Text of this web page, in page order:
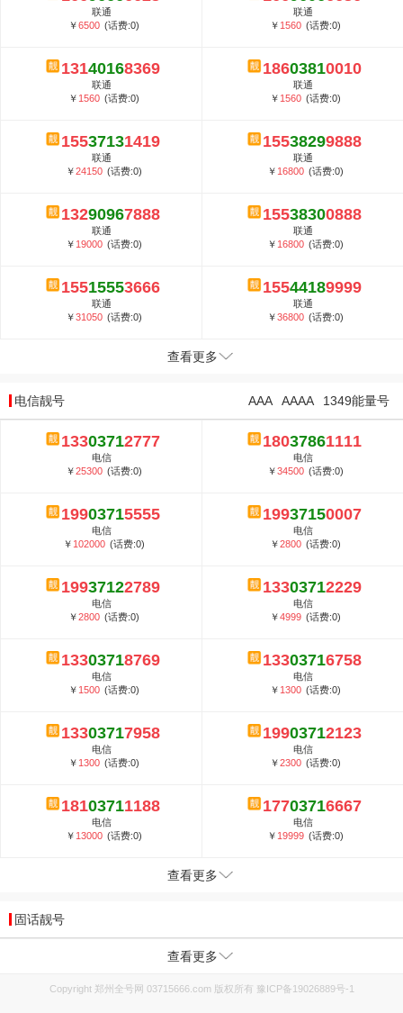
联通
￥6500 (话费:0)
联通
￥ 1560 (话费:0)
13140168369
联通
￥ 1560 (话费:0)
18603810010
联通
￥ 1560 (话费:0)
15537131419
联通
￥24150 (话费:0)
15538299888
联通
￥ 16800 (话费:0)
13290967888
联通
￥ 19000 (话费:0)
15538300888
联通
￥ 16800 (话费:0)
15515553666
联通
￥31050 (话费:0)
15544189999
联通
￥36800 (话费:0)
查看更多
电信靓号 1349能量号
AAAA
AAA
13303712777
电信
￥25300 (话费:0)
18037861111
电信
￥34500 (话费:0)
19903715555
电信
￥ 102000 (话费:0)
19937150007
电信
￥2800 (话费:0)
19937122789
电信
￥2800 (话费:0)
13303712229
电信
￥4999 (话费:0)
13303718769
电信
￥ 1500 (话费:0)
13303716758
电信
￥ 1300 (话费:0)
13303717958
电信
￥ 1300 (话费:0)
19903712123
电信
￥2300 (话费:0)
18103711188
电信
￥ 13000 (话费:0)
17703716667
电信
￥ 19999 (话费:0)
查看更多
固话靓号
查看更多
Copyright 郑州全号网 03715666.com 版权所有 豫ICP备19026889号-1